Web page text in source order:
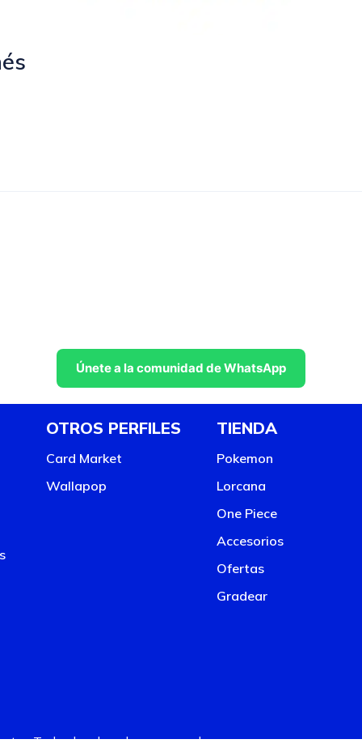
Únete a la comunidad de WhatsApp
OTROS PERFILES
Card Market
Wallapop
TIENDA
Pokemon
Lorcana
One Piece
Accesorios
Ofertas
Gradear
Todos los derechos reservados.